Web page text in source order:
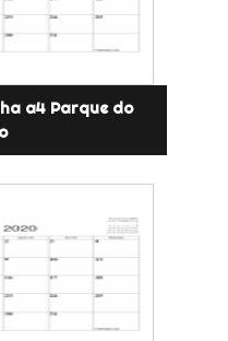
a4 Parque do